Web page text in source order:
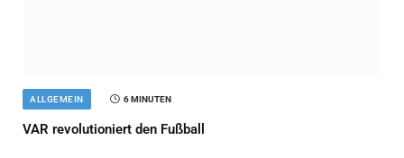
ALLGEMEIN 6 MINUTEN
VAR revolutioniert den Fußball